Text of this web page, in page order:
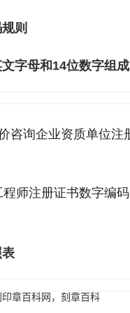
则
字母和14位数字组成
咨询企业资质单位
师注册证书数字编码
印章百科网， 刻章百科